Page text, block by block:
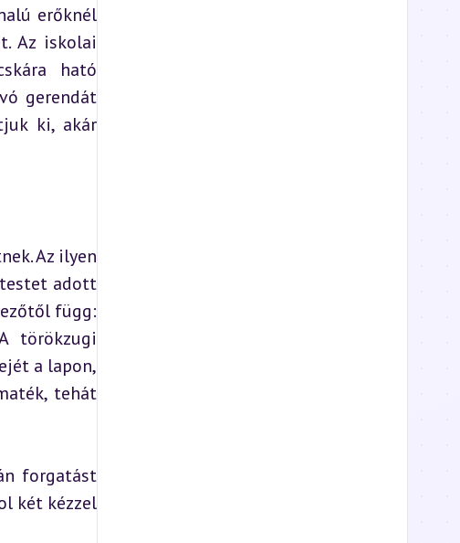
erőknél
Az iskolai
ható
gerendát
ki, akár
Az ilyen
adott
függ:
törökzugi
a lapon,
tehát
forgatást
két kézzel